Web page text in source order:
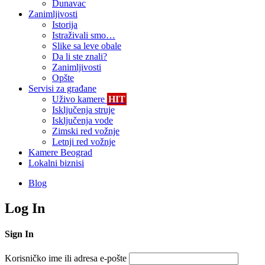
Dunavac
Zanimljivosti
Istorija
Istraživali smo…
Slike sa leve obale
Da li ste znali?
Zanimljivosti
Opšte
Servisi za građane
Uživo kamere HIT
Isključenja struje
Isključenja vode
Zimski red vožnje
Letnji red vožnje
Kamere Beograd
Lokalni biznisi
Blog
Log In
Sign In
Korisničko ime ili adresa e-pošte